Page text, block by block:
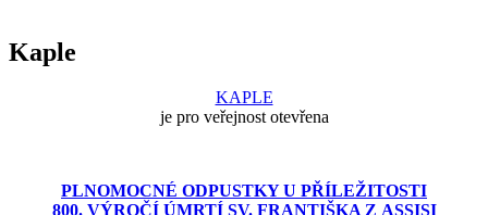
Kaple
KAPLE
je pro veřejnost otevřena
PLNOMOCNÉ ODPUSTKY U PŘÍLEŽITOSTI
800. VÝROČÍ ÚMRTÍ SV. FRANTIŠKA Z ASSISI